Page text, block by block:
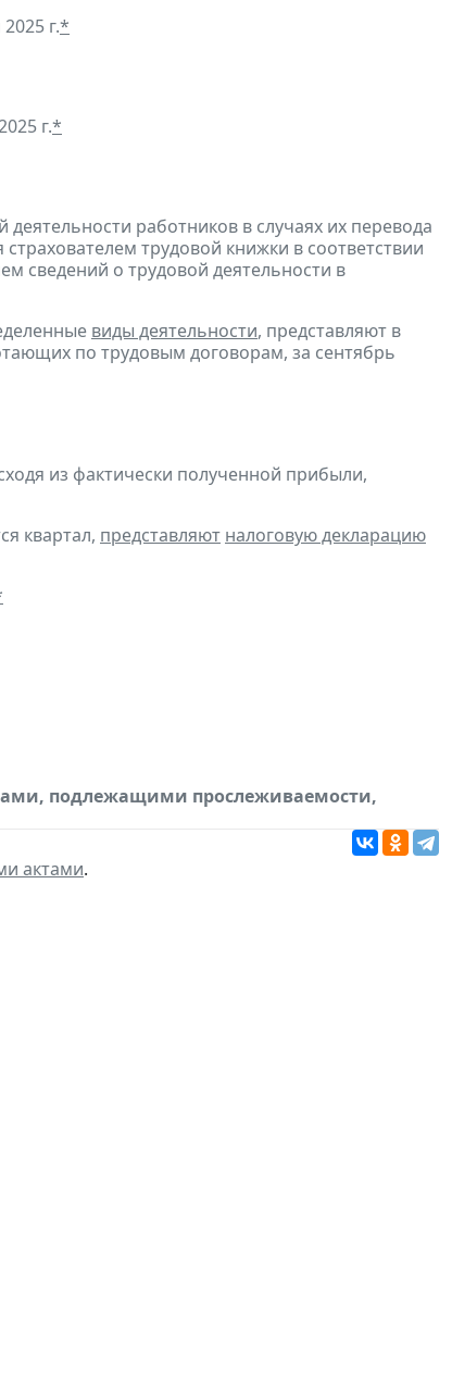
г.*
г.*
деятельности работников в случаях их перевода
трудовой книжки в соответствии
сведений о трудовой деятельности в
виды деятельности, представляют в
по трудовым договорам, за сентябрь
из фактически полученной прибыли,
квартал, представляют налоговую декларацию
подлежащими прослеживаемости,
актами.